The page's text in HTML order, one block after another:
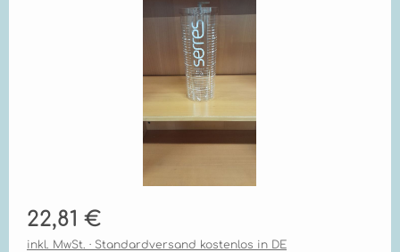
Regulärer Preis:
22,81 €
inkl. MwSt. · Standardversand kostenlos in DE